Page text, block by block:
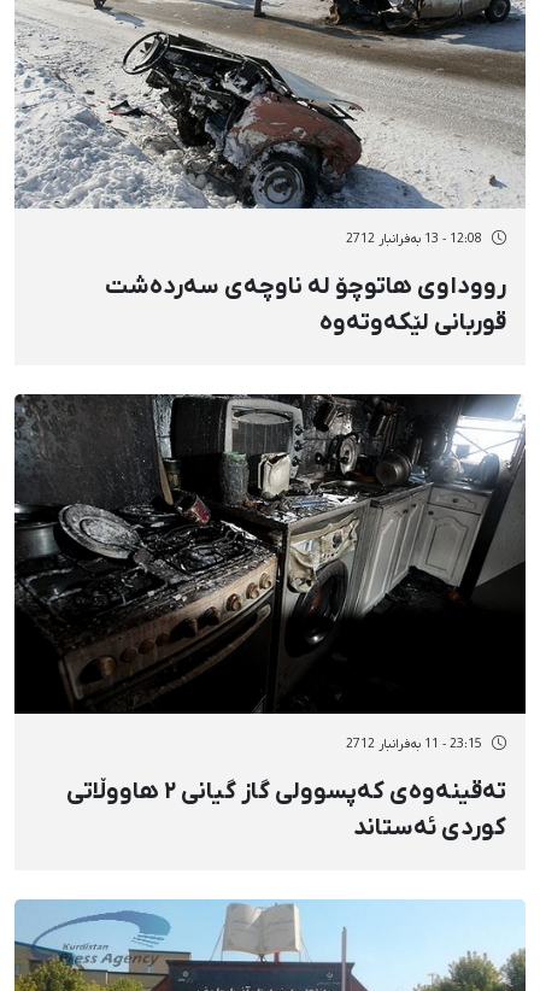
12:08 - 13 بەفرانبار 2712
رووداوی هاتوچۆ لە ناوچەی سەردەشت
قوربانی لێکەوتەوە
23:15 - 11 بەفرانبار 2712
تەقینەوەی کەپسوولی گاز گیانی ٢ هاووڵاتی
کوردی ئەستاند